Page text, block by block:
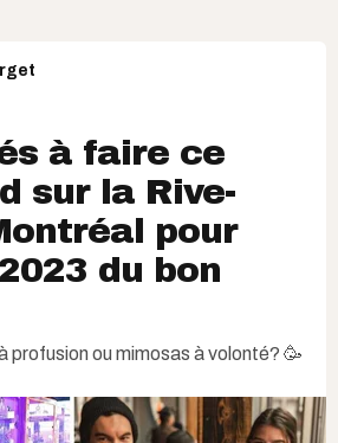
à faire ce
sur la Rive-
pour
du bon
profusion ou mimosas à volonté? 🥳